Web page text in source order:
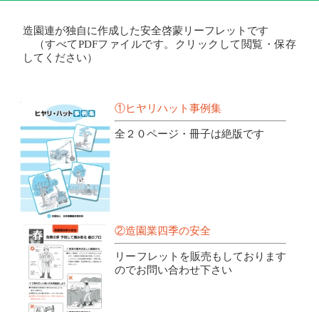
造園連が独自に作成した安全啓蒙リーフレットです
（すべてPDFファイルです。クリックして閲覧・保存
してください）
①ヒヤリハット事例集
全２０ページ・冊子は絶版です
②造園業四季の安全
リーフレットを販売もしております
のでお問い合わせ下さい